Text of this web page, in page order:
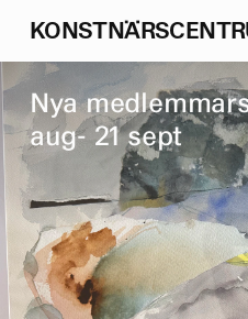
KONSTNÄRSCENTR
Nya medlemmar
aug- 21 sept